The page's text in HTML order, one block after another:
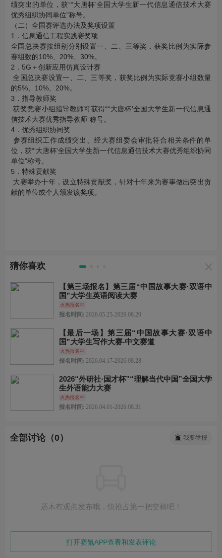
绩突出的单位，获““大唐杯'全国大学生新一代信息通信技术大赛
优秀组织协同单位”称号。
（二）全国赛评选办法及奖项设置
1．信息通信工程实践赛奖项
全国总决赛按组别分别设置一、二、三等奖，获奖比例为实际参
赛组数的10%、20%、30%。
2．5G＋创新应用仿真设计赛
全国总决赛设置一、二、三等奖，获奖比例为实际竞赛小组数量
的5%、10%、20%。
3．指导教师奖
获奖竞赛小组指导教师可获得““大唐杯'全国大学生新一代信息通
信技术大赛优秀指导教师”称号。
4．优秀组织协同奖
参赛组织工作成绩突出、经大赛组委会审批符合相关条件的单
位，获“‘大唐杯'全国大学生新一代信息通信技术大赛优秀组织协同
单位”称号。
5．特殊贡献奖
大赛举办十年，设立特殊贡献奖，针对十年来为赛事做出突出贡
献的单位或个人颁发该奖项。
猜你喜欢
【第三场报名】第三届“中国故事大赛·双语中
国”大学生英语阅读大赛
火热报名中
报名时间: 2026.05.25-2026.08.29
【最后一场】第三届“中国故事大赛·双语中
国”大学生写作大赛-中文赛道
火热报名中
报名时间: 2026.04.17-2026.08.28
2026“外研社·国才杯”“理解当代中国”全国大学
生外语能力大赛
火热报名中
报名时间: 2026.04.01-2026.08.31
全部讨论（0） 我要举报
还木有观点发布哦，快抢占第一把交椅吧！
打开赛氪APP查看和发表评论